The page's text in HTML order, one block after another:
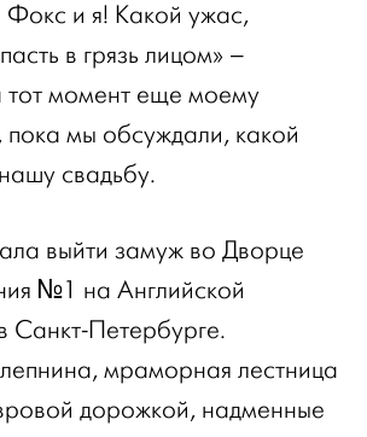
и я! Какой ужас,
в грязь лицом» –
тот момент еще моему
мы обсуждали, какой
свадьбу.
выйти замуж во Дворце
№1 на Английской
Санкт-Петербурге.
мраморная лестница
дорожкой, надменные